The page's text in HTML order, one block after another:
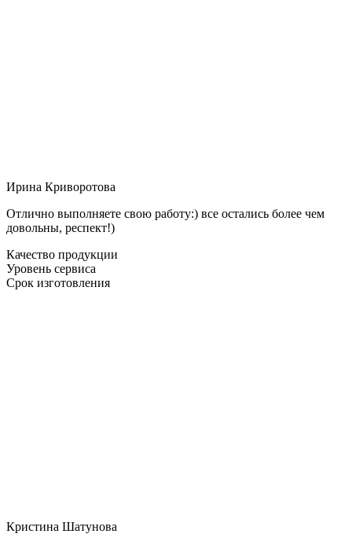
Ирина Криворотова
Отлично выполняете свою работу:) все остались более чем
довольны, респект!)
Качество продукции
Уровень сервиса
Срок изготовления
Кристина Шатунова